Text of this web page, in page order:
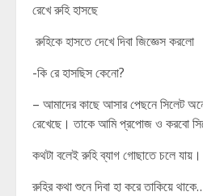
রেখে রুহি হাসছে
রুহিকে হাসতে দেখে দিবা জিজ্ঞেস করলো
-কি রে হাসছিস কেনো?
– আমাদের কাছে আসার পেছনে সিলেট
রেখেছে। তাকে আমি প্রপোজ ও করবো
কথটা বলেই রুহি ব্যাগ গোছাতে চলে যায়।
রুহির কথা শুনে দিবা হা করে তাকিয়ে